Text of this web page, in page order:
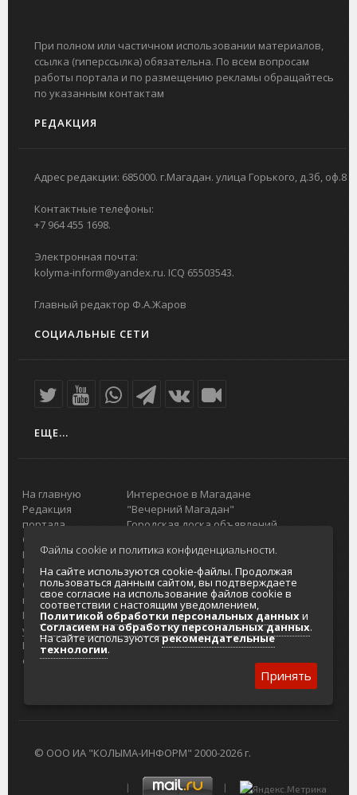
При полном или частичном использовании материалов,
ссылка (гиперссылка) обязательна. По всем вопросам
работы портала и по размещению рекламы обращайтесь
по указанным контактам
РЕДАКЦИЯ
Адрес редакции: 685000. г.Магадан. улица Горького, д.3б, оф.8
Контактные телефоны:
+7 964 455 1698.
Электронная почта:
kolyma-inform@yandex.ru. ICQ 65503543.
Главный редактор Ф.А.Жаров
СОЦИАЛЬНЫЕ СЕТИ
ЕЩЕ...
На главную
Редакция
портала
О проекте
Реклама на
портале
Отзывы и
предложения
Интернет-
услуги
Разработка
сайтов
Интересное в Магадане
"Вечерний Магадан"
Городская доска объявлений
Главный туристический портал
Колымы
Политика в отношении обработки
персональных данных
Согласие на обработку персональных
данных
© ООО ИА "КОЛЫМА-ИНФОРМ" 2000-2026 г.
Файлы cookie и политика конфиденциальности.
На сайте используются cookie-файлы. Продолжая
пользоваться данным сайтом, вы подтверждаете
свое согласие на использование файлов cookie в
соответствии с настоящим уведомлением,
Политикой обработки персональных данныхи
Согласием на обработку персональных данных.
На сайте используютсярекомендательные
технологии.
Принять